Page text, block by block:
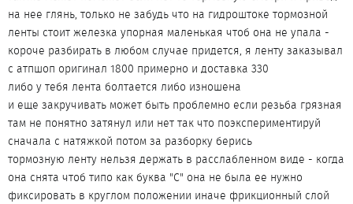
на нее глянь, только не забудь что на гидроштоке тормозной
ленты стоит железка упорная маленькая чтоб она не упала -
короче разбирать в любом случае придется, я ленту заказывал
с атпшоп оригинал 1800 примерно и доставка 330
либо у тебя лента болтается либо изношена
и еще закручивать может быть проблемно если резьба грязная
там не понятно затянул или нет так что поэкспериментируй
сначала с натяжкой потом за разборку берись
тормозную ленту нельзя держать в расслабленном виде - когда
она снята чтоб типо как буква "С" она не была ее нужно
фиксировать в круглом положении иначе фрикционный слой